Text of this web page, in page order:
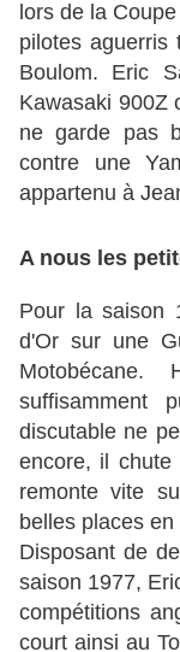
lors de la
pilotes aguerris
Boulom. Eric
Kawasaki 900Z
ne garde pas
contre une
appartenu à
A nous les
Pour la saison
d'Or sur une
suffisamment
discutable ne
encore, il
remonte vite
belles places
Disposant de
saison 1977,
compétitions
court ainsi au